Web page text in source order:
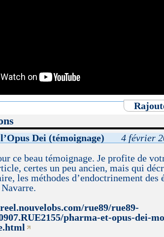
Dei (témoignage)
4 février
ce beau témoignage. Je profite de
certes un peu ancien, mais qui
les méthodes d’endoctrinement des
rue89/rue89-
pharma-et-opus-dei-